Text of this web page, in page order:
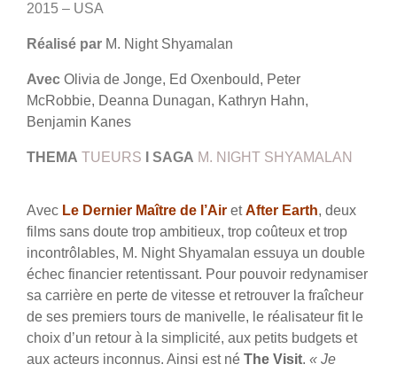
2015 – USA
Réalisé par M. Night Shyamalan
Avec Olivia de Jonge, Ed Oxenbould, Peter
McRobbie, Deanna Dunagan, Kathryn Hahn,
Benjamin Kanes
THEMA TUEURS I SAGA M. NIGHT SHYAMALAN
Avec Le Dernier Maître de l’Air etAfter Earth, deux
films sans doute trop ambitieux, trop coûteux et trop
incontrôlables, M. Night Shyamalan essuya un double
échec financier retentissant. Pour pouvoir redynamiser
sa carrière en perte de vitesse et retrouver la fraîcheur
de ses premiers tours de manivelle, le réalisateur fit le
choix d’un retour à la simplicité, aux petits budgets et
aux acteurs inconnus. Ainsi est né The Visit. « Je